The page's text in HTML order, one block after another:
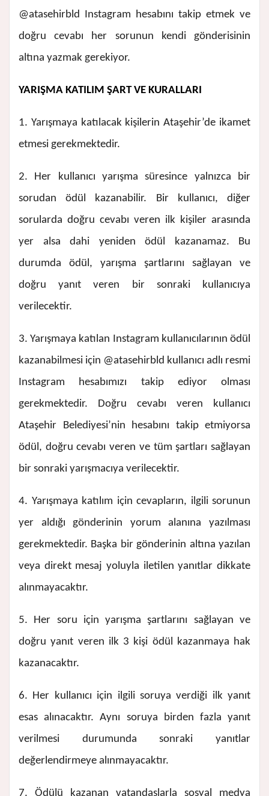
@atasehirbld Instagram hesabını takip etmek ve
doğru cevabı her sorunun kendi gönderisinin
altına yazmak gerekiyor.
YARIŞMA KATILIM ŞART VE KURALLARI
1. Yarışmaya katılacak kişilerin Ataşehir’de ikamet
etmesi gerekmektedir.
2. Her kullanıcı yarışma süresince yalnızca bir
sorudan ödül kazanabilir. Bir kullanıcı, diğer
sorularda doğru cevabı veren ilk kişiler arasında
yer alsa dahi yeniden ödül kazanamaz. Bu
durumda ödül, yarışma şartlarını sağlayan ve
doğru yanıt veren bir sonraki kullanıcıya
verilecektir.
3. Yarışmaya katılan Instagram kullanıcılarının ödül
kazanabilmesi için @atasehirbld kullanıcı adlı resmi
Instagram hesabımızı takip ediyor olması
gerekmektedir. Doğru cevabı veren kullanıcı
Ataşehir Belediyesi’nin hesabını takip etmiyorsa
ödül, doğru cevabı veren ve tüm şartları sağlayan
bir sonraki yarışmacıya verilecektir.
4. Yarışmaya katılım için cevapların, ilgili sorunun
yer aldığı gönderinin yorum alanına yazılması
gerekmektedir. Başka bir gönderinin altına yazılan
veya direkt mesaj yoluyla iletilen yanıtlar dikkate
alınmayacaktır.
5. Her soru için yarışma şartlarını sağlayan ve
doğru yanıt veren ilk 3 kişi ödül kazanmaya hak
kazanacaktır.
6. Her kullanıcı için ilgili soruya verdiği ilk yanıt
esas alınacaktır. Aynı soruya birden fazla yanıt
verilmesi durumunda sonraki yanıtlar
değerlendirmeye alınmayacaktır.
7. Ödülü kazanan vatandaşlarla sosyal medya